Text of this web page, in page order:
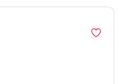
каждого ученика.
мини-группы ✔